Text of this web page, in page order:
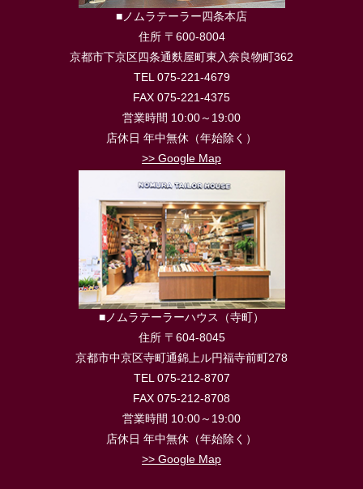
■ノムラテーラー四条本店
住所 〒600-8004
京都市下京区四条通麩屋町東入奈良物町362
TEL 075-221-4679
FAX 075-221-4375
営業時間 10:00～19:00
店休日 年中無休（年始除く）
>> Google Map
■ノムラテーラーハウス（寺町）
住所 〒604-8045
京都市中京区寺町通錦上ル円福寺前町278
TEL 075-212-8707
FAX 075-212-8708
営業時間 10:00～19:00
店休日 年中無休（年始除く）
>> Google Map